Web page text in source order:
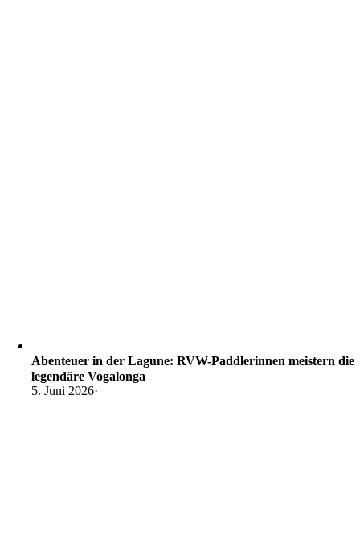
Abenteuer in der Lagune: RVW-Paddlerinnen meistern die
legendäre Vogalonga
5. Juni 2026·